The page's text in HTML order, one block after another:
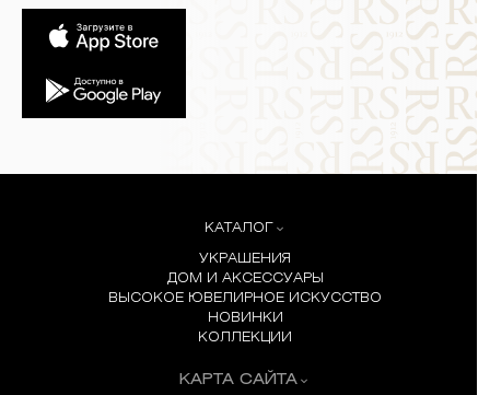
КАТАЛОГ
УКРАШЕНИЯ
ДОМ И АКСЕССУАРЫ
ВЫСОКОЕ ЮВЕЛИРНОЕ ИСКУССТВО
НОВИНКИ
КОЛЛЕКЦИИ
КАРТА САЙТА